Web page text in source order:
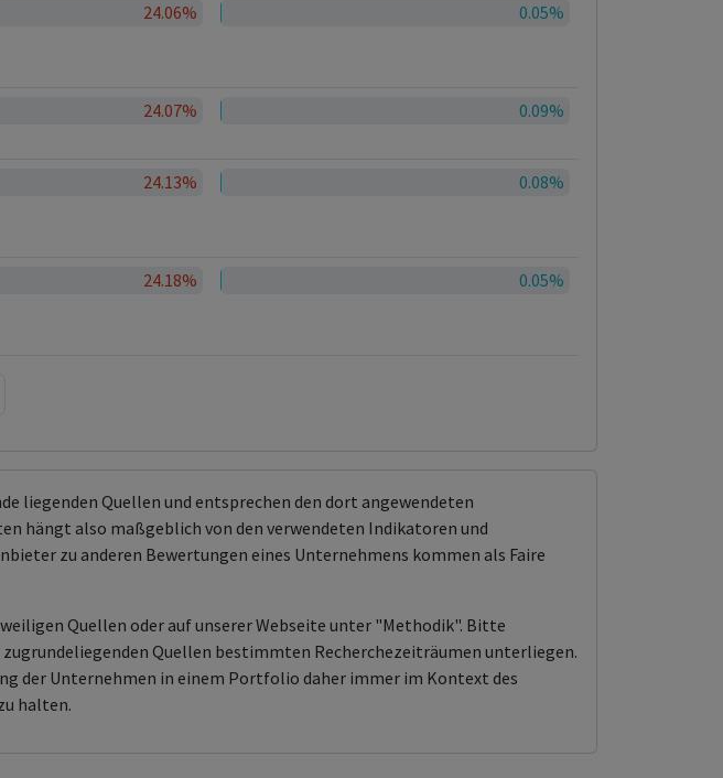
24.06% 0.05%
24.07% 0.09%
24.13% 0.08%
24.18% 0.05%
liegenden Quellen und entsprechen den dort angewendeten
hängt also maßgeblich von den verwendeten Indikatoren und
zu anderen Bewertungen eines Unternehmens kommen als Faire
Quellen oder auf unserer Webseite unter "Methodik". Bitte
zugrundeliegenden Quellen bestimmten Recherchezeiträumen unterliegen.
der Unternehmen in einem Portfolio daher immer im Kontext des
halten.